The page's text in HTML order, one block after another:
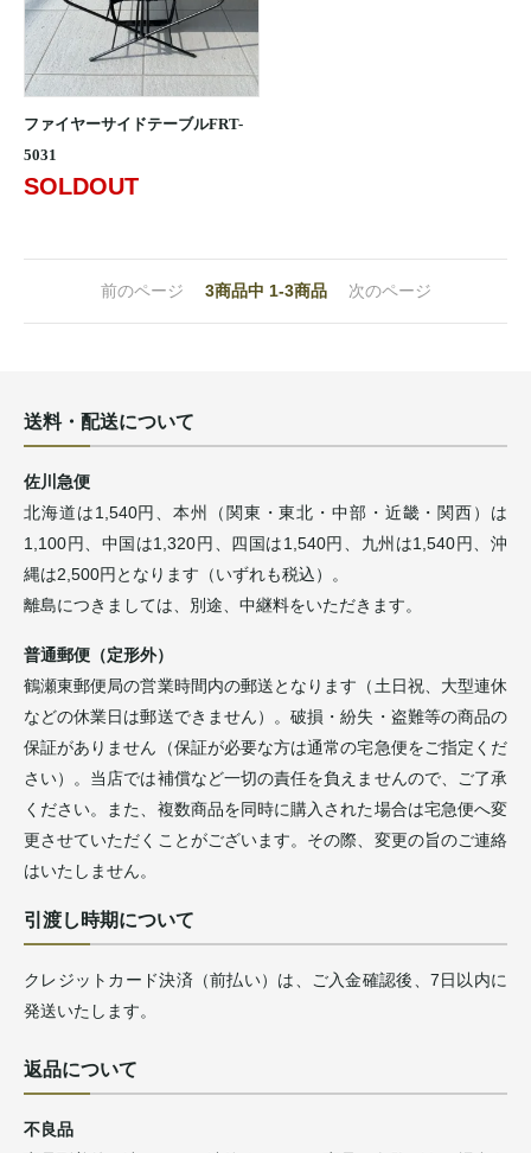
ファイヤーサイドテーブルFRT-
5031
SOLDOUT
前のページ 3商品中 1-3商品 次のページ
送料・配送について
佐川急便
北海道は1,540円、本州（関東・東北・中部・近畿・関西）は
1,100円、中国は1,320円、四国は1,540円、九州は1,540円、沖
縄は2,500円となります（いずれも税込）。
離島につきましては、別途、中継料をいただきます。
普通郵便（定形外）
鶴瀬東郵便局の営業時間内の郵送となります（土日祝、大型連休
などの休業日は郵送できません）。破損・紛失・盗難等の商品の
保証がありません（保証が必要な方は通常の宅急便をご指定くだ
さい）。当店では補償など一切の責任を負えませんので、ご了承
ください。また、複数商品を同時に購入された場合は宅急便へ変
更させていただくことがございます。その際、変更の旨のご連絡
はいたしません。
引渡し時期について
クレジットカード決済（前払い）は、ご入金確認後、7日以内に
発送いたします。
返品について
不良品